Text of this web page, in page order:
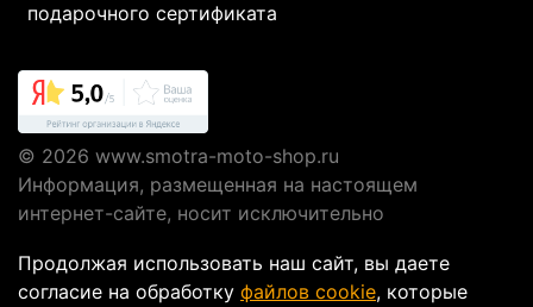
подарочного сертификата
© 2026 www.smotra-moto-shop.ru
Информация, размещенная на настоящем
интернет-сайте, носит исключительно
публичной офертой, определяемой положениями
Статьи 437 ГК РФ.
Продолжая использовать наш сайт, вы даете
согласие на обработку файлов cookie, которые